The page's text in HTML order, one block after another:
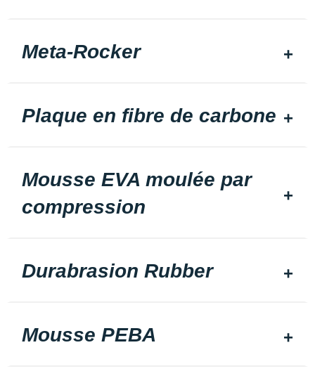
Meta-Rocker
Plaque en fibre de carbone
Mousse EVA moulée par
compression
Durabrasion Rubber
Mousse PEBA